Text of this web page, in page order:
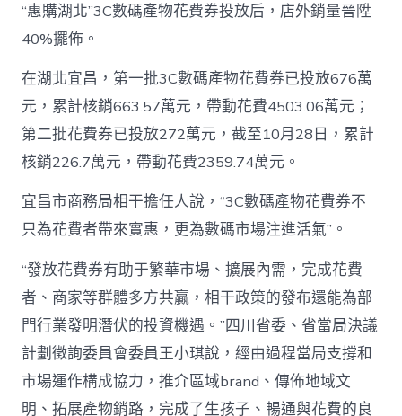
“惠購湖北”3C數碼產物花費券投放后，店外銷量晉陞
40%擺佈。
在湖北宜昌，第一批3C數碼產物花費券已投放676萬
元，累計核銷663.57萬元，帶動花費4503.06萬元；
第二批花費券已投放272萬元，截至10月28日，累計
核銷226.7萬元，帶動花費2359.74萬元。
宜昌市商務局相干擔任人說，“3C數碼產物花費券不
只為花費者帶來實惠，更為數碼市場注進活氣”。
“發放花費券有助于繁華市場、擴展內需，完成花費
者、商家等群體多方共贏，相干政策的發布還能為部
門行業發明潛伏的投資機遇。”四川省委、省當局決議
計劃徵詢委員會委員王小琪說，經由過程當局支撐和
市場運作構成協力，推介區域brand、傳佈地域文
明、拓展產物銷路，完成了生孩子、暢通與花費的良